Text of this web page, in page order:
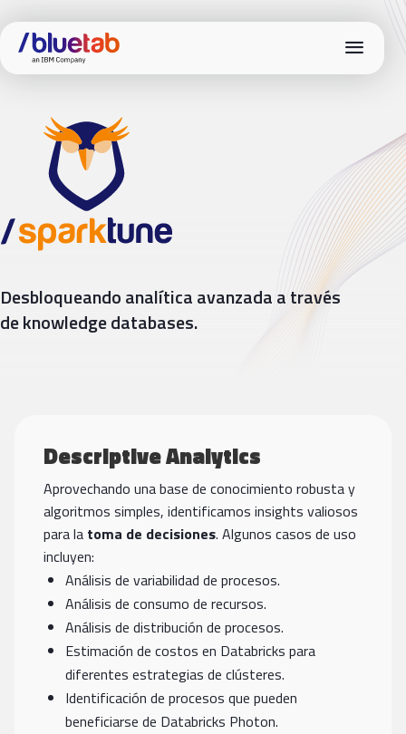
menu
Spark tune
Desbloqueando analítica avanzada a través
de knowledge databases.
Descriptive Analytics
Aprovechando una base de conocimiento robusta y
algoritmos simples, identificamos insights valiosos
para la toma de decisiones. Algunos casos de uso
incluyen:
Análisis de variabilidad de procesos.
Análisis de consumo de recursos.
Análisis de distribución de procesos.
Estimación de costos en Databricks para
diferentes estrategias de clústeres.
Identificación de procesos que pueden
beneficiarse de Databricks Photon.